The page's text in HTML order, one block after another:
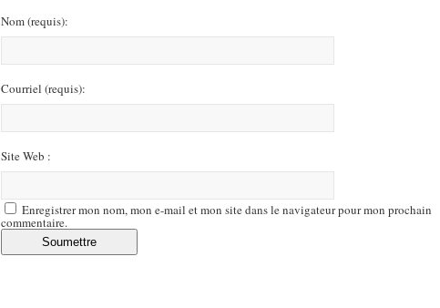
Nom(requis):
Courriel (requis):
Site Web :
Enregistrer mon nom, mon e-mail et mon site dans le navigateur pour mon prochain
commentaire.